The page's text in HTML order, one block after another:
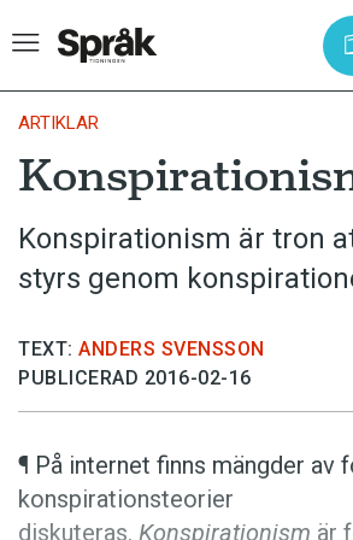
Hem
Artiklar
Krönikor
Skrivtips
Bokrecensioner
Kviss
Podden
ARTIKLAR
Konspirationism är tron
styrs genom
TEXT: ANDERS SVENSSON
PUBLICERAD 2016-02-16
¶ På internet finns mängder av
konspirationsteorier
diskuteras. Konspirationism är